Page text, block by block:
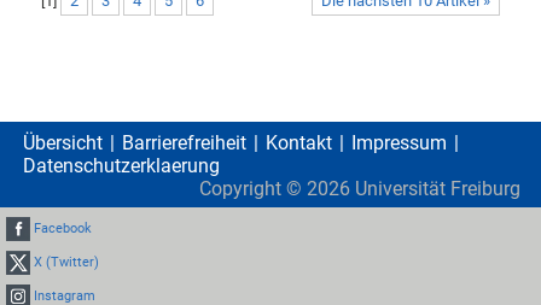
Übersicht Barrierefreiheit Kontakt
Impressum
Datenschutzerklaerung
Copyright © 2026 Universität Freiburg
Facebook
X (Twitter)
Instagram